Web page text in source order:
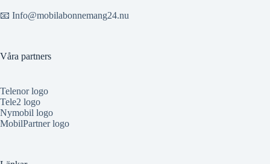
📧 Info@mobilabonnemang24.nu
Våra partners
Telenor logo
Tele2 logo
Nymobil logo
MobilPartner logo